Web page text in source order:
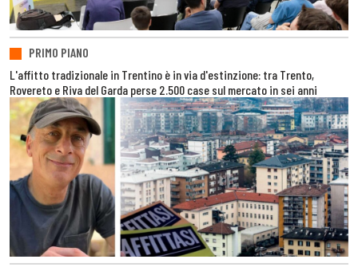
PRIMO PIANO
L'affitto tradizionale in Trentino è in via d'estinzione: tra Trento,
Rovereto e Riva del Garda perse 2.500 case sul mercato in sei anni